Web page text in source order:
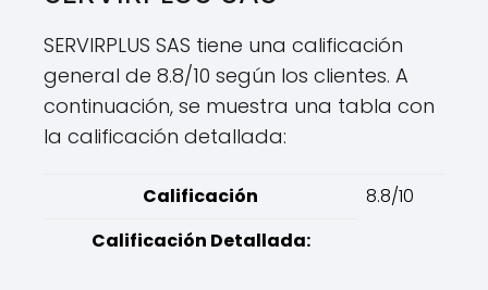
SERVIRPLUS SAS tiene una calificación
general de 8.8/10 según los clientes. A
continuación, se muestra una tabla con
la calificación detallada:
Calificación
8.8/10
Calificación Detallada: